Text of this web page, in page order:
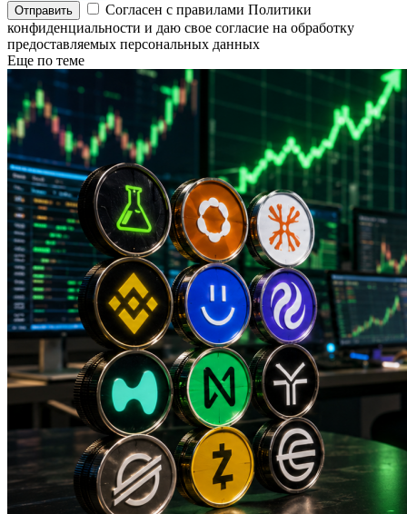
Согласен с правилами Политики
конфиденциальности и даю свое согласие на обработку
предоставляемых персональных данных
Еще по теме